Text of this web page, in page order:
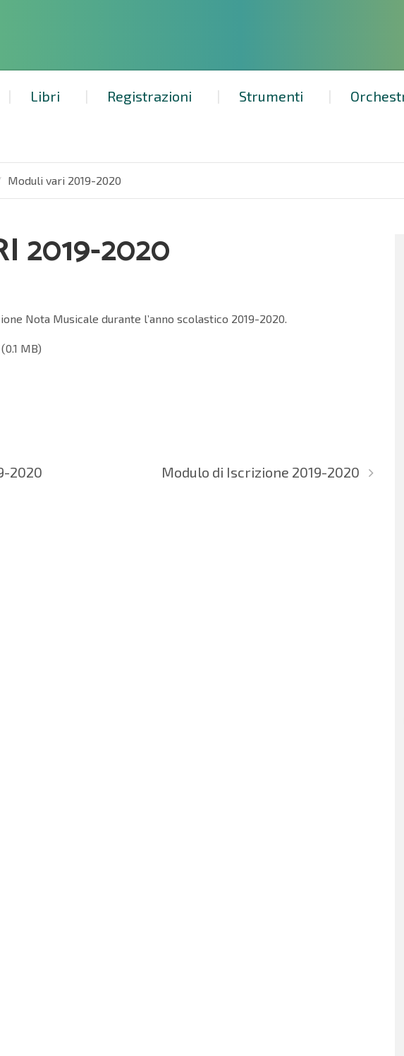
Libri Registrazioni Strumenti
Moduli vari 2019-2020
2019-2020
Nota Musicale durante l’anno scolastico 2019-2020.
(0.1 MB)
2020 Modulo di Iscrizione 2019-2020